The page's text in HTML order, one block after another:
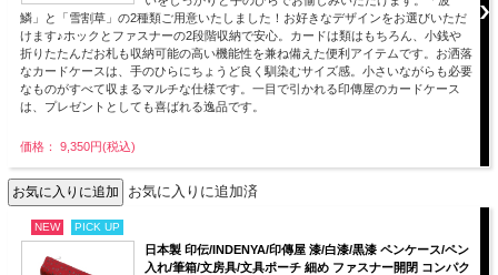
鱗」と「雪割草」の2種類ご用意いたしました！お好きなデザインをお選びいただ
けます♪ホックとファスナーの2段階収納で安心。カードは類はもちろん、小銭や
折りたたんだお札も収納可能の高い機能性を兼ね備えた便利アイテムです。お洒落
なカードケースは、手のひらにちょうど良く馴染むサイズ感。小さいながらも必要
なものがすべて収まるマルチな仕様です。一目で引かれる印傳屋のカードケース
は、プレゼントとしても喜ばれる逸品です。
価格： 9,350円(税込)
お気に入りに追加済
NEW PICK UP
日本製 印伝/INDENYA/印傳屋 漆/白漆/黒漆 ペンケース/ペン
入れ/筆箱/文房具/文具ポーチ 細め ファスナー開閉 コンパク